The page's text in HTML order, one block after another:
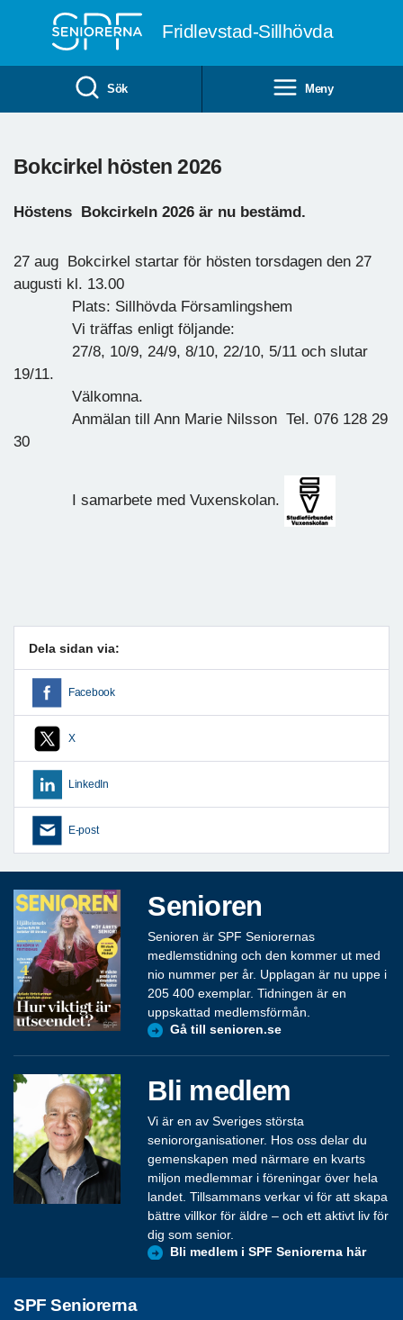
Fridlevstad-Sillhövda
Sök Meny
Bokcirkel hösten 2026
Höstens Bokcirkeln 2026 är nu bestämd.
27 aug Bokcirkel startar för hösten torsdagen den 27
augusti kl. 13.00
Plats: Sillhövda Församlingshem
Vi träffas enligt följande:
27/8, 10/9, 24/9, 8/10, 22/10, 5/11 och slutar
19/11.
Välkomna.
Anmälan till Ann Marie Nilsson Tel. 076 128 29
30
I samarbete med Vuxenskolan.
Dela sidan via:
Facebook
X
LinkedIn
E-post
Senioren
Senioren är SPF Seniorernas
medlemstidning och den kommer ut med
nio nummer per år. Upplagan är nu uppe i
205 400 exemplar. Tidningen är en
uppskattad medlemsförmån.
Gå till senioren.se
Bli medlem
Vi är en av Sveriges största
seniororganisationer. Hos oss delar du
gemenskapen med närmare en kvarts
miljon medlemmar i föreningar över hela
landet. Tillsammans verkar vi för att skapa
bättre villkor för äldre – och ett aktivt liv för
dig som senior.
Bli medlem i SPF Seniorerna här
SPF Seniorerna